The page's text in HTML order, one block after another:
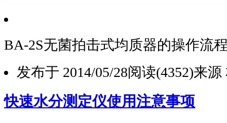
BA-2S无菌拍击式均质器的操作流
发布于 2014/05/28阅读(4352)来源
快速水分测定仪使用注意事项